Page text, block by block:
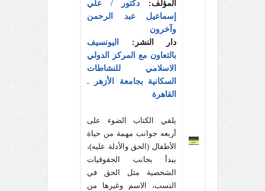
المؤلف: دكتور / علي
إسماعيل عبد الرحمن
وآخرون
دار النشر:
اليونسيف
بالتعاون مع المركز الدولي
الاسلامي للنشاطات
السكانية بجامعة الأزهر .
القاهرة
يلقي الكتاب الضوء على
أربعه جوانب مهمة من حياة
الأطفال (الحق والأدلة عليه)،
يبدأ بجانب الحقوقيات
الشخصية مثل الحق في
النسب، الاسم وغيرها من